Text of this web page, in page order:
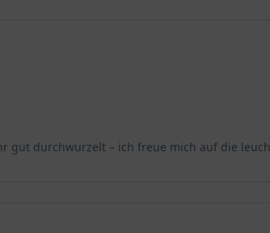
gut durchwurzelt – ich freue mich auf die